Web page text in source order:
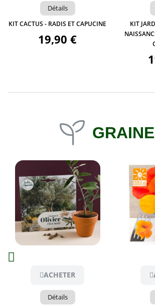
Détails
KIT CACTUS - RADIS ET CAPUCINE
19,90 €
KIT
Aperçu
ACHETER
Détails